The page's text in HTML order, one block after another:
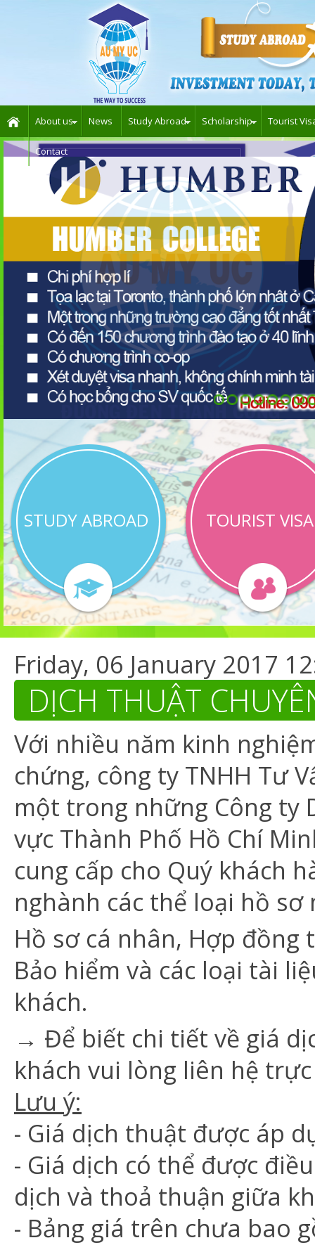
About us News Study Abroad Scholarship Tourist
Contact
STUDY ABROAD TOURIST VISA
Friday, 06 January 2017
DỊCH THUẬT
Với nhiều năm kinh
chứng, công ty TNHH Tư
một trong những Công ty
vực Thành Phố Hồ Chí
cung cấp cho Quý khách
nghành các thể loại hồ
Hồ sơ cá nhân, Hợp đồng
Bảo hiểm và các loại tài
khách.
→ Để biết chi tiết về giá
khách vui lòng liên hệ
Lưu ý:
- Giá dịch thuật được áp
- Giá dịch có thể được
dịch và thoả thuận giữa
- Bảng giá trên chưa bao